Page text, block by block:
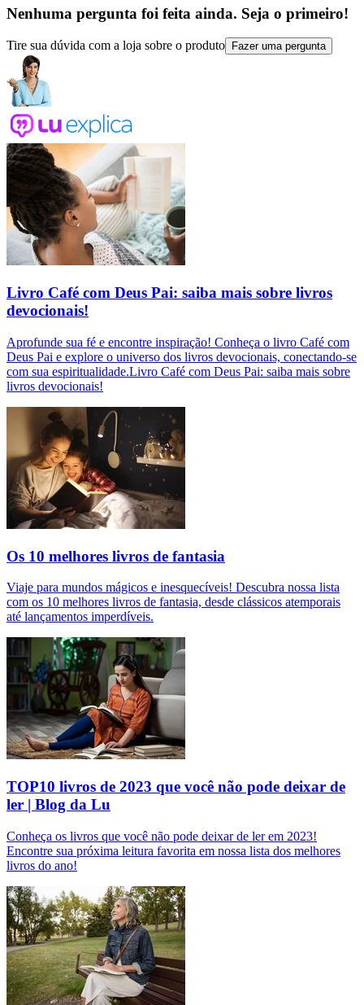
Nenhuma pergunta foi feita ainda. Seja o primeiro!
Tire sua dúvida com a loja sobre o produto Fazer uma pergunta
Livro Café com Deus Pai: saiba mais sobre livros
devocionais!
Aprofunde sua fé e encontre inspiração! Conheça o livro Café com
Deus Pai e explore o universo dos livros devocionais, conectando-se
com sua espiritualidade.Livro Café com Deus Pai: saiba mais sobre
livros devocionais!
Os 10 melhores livros de fantasia
Viaje para mundos mágicos e inesquecíveis! Descubra nossa lista
com os 10 melhores livros de fantasia, desde clássicos atemporais
até lançamentos imperdíveis.
TOP10 livros de 2023 que você não pode deixar de
ler | Blog da Lu
Conheça os livros que você não pode deixar de ler em 2023!
Encontre sua próxima leitura favorita em nossa lista dos melhores
livros do ano!